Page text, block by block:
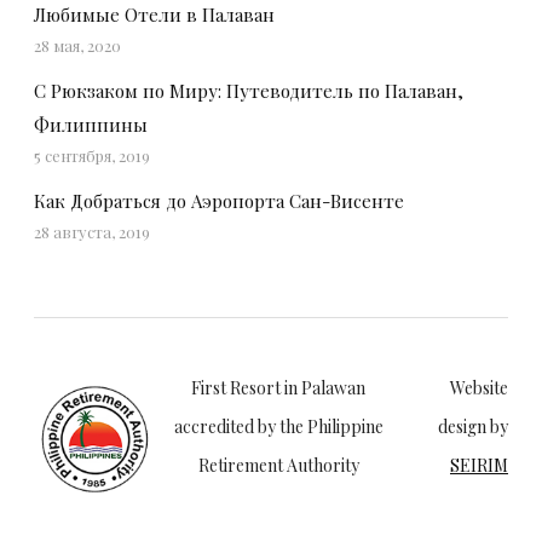
Любимые Отели в Палаван
28 мая, 2020
С Рюкзаком по Миру: Путеводитель по Палаван,
Филиппины
5 сентября, 2019
Как Добраться до Аэропорта Сан-Висенте
28 августа, 2019
First Resort in Palawan
accredited by the Philippine
Retirement Authority
Website
design by
SEIRIM